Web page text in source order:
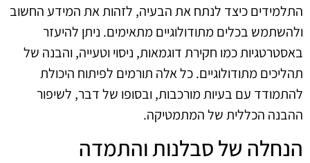
התלמידים כיצד לנתח את הבעיה, לזהות את המידע החשוב
ולהשתמש בכלים מתודולוגיים מתאימים. ניתן להיעזר
באסטרטגיות כמו חקירת דוגמאות, ניסוי וטעייה, והבנה של
תהליכים מתודולוגיים. כל אלה תורמים לפיתוח היכולת
להתמודד עם בעיות מורכבות, ובסופו של דבר, לשיפור
ההבנה הכללית של המתמטיקה.
הנחלה של סבלנות והתמדה